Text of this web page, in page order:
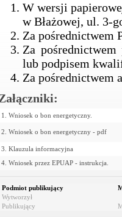
W wersji
w Błażowej, ul. 3-
Za pośrednictwem
Za
lub podpisem
Za pośrednictwem
1. Wniosek o bon energetyczny.
2. Wniosek o bon energetyczny - pdf
3. Klauzula informacyjna
4. Wniosek przez EPUAP - instrukcja.
Podmiot publikujący
Wytworzył
Publikujący